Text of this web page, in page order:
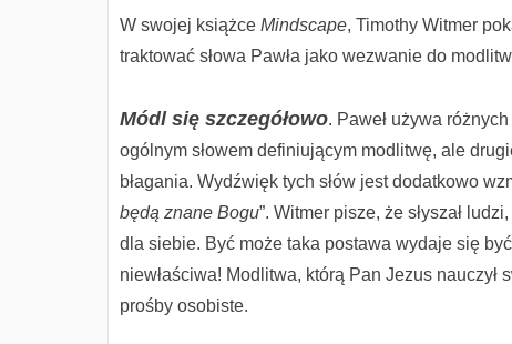
W swojej książce Mindscape, Timothy Witmer
traktować słowa Pawła jako wezwanie do
Módl się szczegółowo. Paweł używa
ogólnym słowem definiującym modlitwę, ale
błagania. Wydźwięk tych słów jest dodatkowo
będą znane Bogu”. Witmer pisze, że słyszał
dla siebie. Być może taka postawa wydaje się
niewłaściwa! Modlitwa, którą Pan Jezus
prośby osobiste.